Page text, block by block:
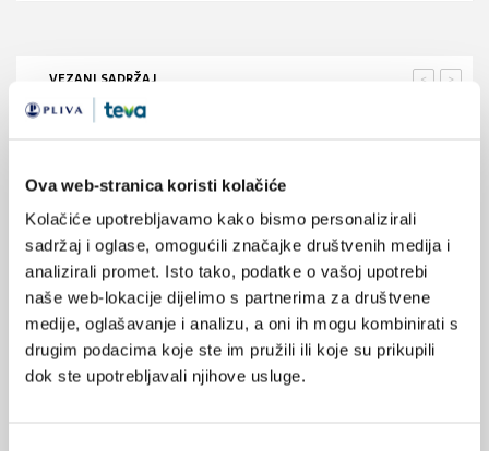
Ova web-stranica koristi kolačiće
Kolačiće upotrebljavamo kako bismo personalizirali
sadržaj i oglase, omogućili značajke društvenih medija i
analizirali promet. Isto tako, podatke o vašoj upotrebi
naše web-lokacije dijelimo s partnerima za društvene
medije, oglašavanje i analizu, a oni ih mogu kombinirati s
drugim podacima koje ste im pružili ili koje su prikupili
dok ste upotrebljavali njihove usluge.
VEZANI SADRŽAJ >
<
31.03.2024.
06.03.2023.
Kada je željezo u suvišku – prikaz liječenja bolesnika
deferasiroksom
01.10.2020.
Ljekarnički pogled na pacijenta s anemijom zbog
nedostatka željeza